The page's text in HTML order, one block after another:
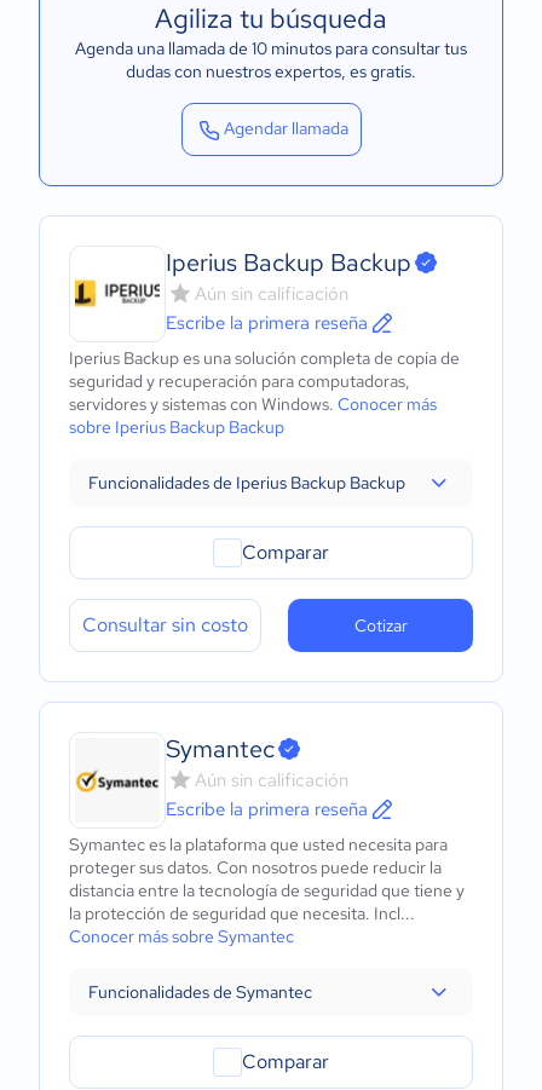
Agiliza tu búsqueda
Agenda una llamada de 10 minutos para consultar tus
dudas con nuestros expertos, es gratis.
Agendar llamada
Iperius Backup Backup
Aún sin calificación
Escribe la primera reseña
Iperius Backup es una solución completa de copia de
seguridad y recuperación para computadoras,
servidores y sistemas con Windows. Conocer más
sobre Iperius Backup Backup
Funcionalidades de Iperius Backup Backup
Comparar
Consultar sin costo Cotizar
Symantec
Aún sin calificación
Escribe la primera reseña
Symantec es la plataforma que usted necesita para
proteger sus datos. Con nosotros puede reducir la
distancia entre la tecnología de seguridad que tiene y
la protección de seguridad que necesita. Incl...
Conocer más sobre Symantec
Funcionalidades de Symantec
Comparar